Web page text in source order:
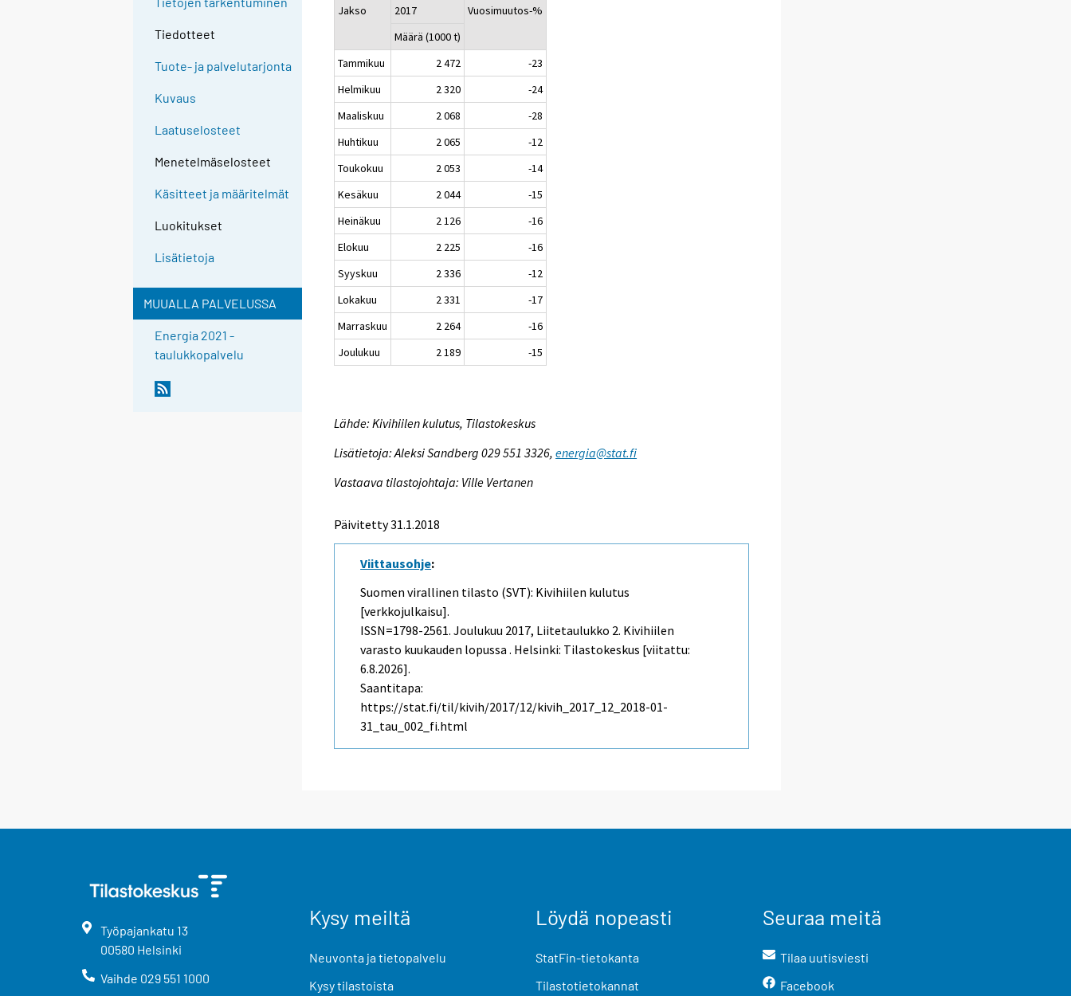
Tiedotteet
Tuote- ja palvelutarjonta
Kuvaus
Laatuselosteet
Menetelmäselosteet
Käsitteet ja määritelmät
Luokitukset
Lisätietoja
MUUALLA PALVELUSSA
Energia 2021 -
taulukkopalvelu
Jakso 2017
Vuosimuutos-%
Määrä (1000 t)
Tammikuu
2 472
-23
Helmikuu
2 320
-24
Maaliskuu
2 068
-28
Huhtikuu
2 065
-12
Toukokuu
2 053
-14
Kesäkuu
2 044
-15
Heinäkuu
2 126
-16
Elokuu
2 225
-16
Syyskuu
2 336
-12
Lokakuu
2 331
-17
Marraskuu
2 264
-16
Joulukuu
2 189 -15
Lähde: Kivihiilen kulutus, Tilastokeskus
Lisätietoja: Aleksi Sandberg 029 551 3326,energia@stat.fi
Vastaava tilastojohtaja: Ville Vertanen
Päivitetty 31.1.2018
Viittausohje:
Suomen virallinen tilasto (SVT): Kivihiilen kulutus
[verkkojulkaisu].
ISSN=1798-2561.Joulukuu 2017, Liitetaulukko 2. Kivihiilen
varasto kuukauden lopussa . Helsinki: Tilastokeskus [viitattu:
6.8.2026].
Saantitapa:
https://stat.fi/til/kivih/2017/12/kivih_2017_12_2018-01-
31_tau_002_fi.html
Työpajankatu 13
00580 Helsinki
Vaihde 029 551 1000
Kysy meiltä
Neuvonta ja tietopalvelu
Kysy tilastoista
Löydä nopeasti
StatFin-tietokanta
Tilastotietokannat
Seuraa meitä
Tilaa uutisviesti
Facebook